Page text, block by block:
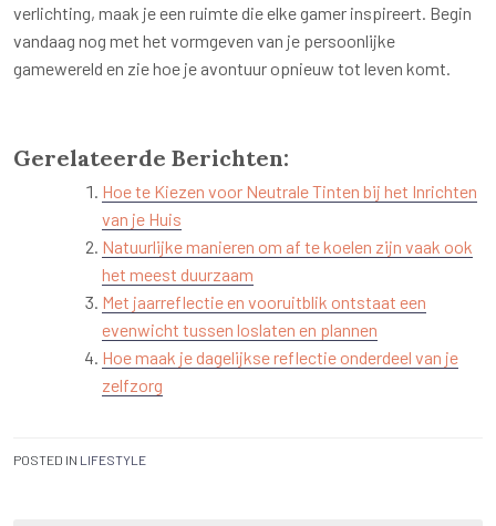
verlichting, maak je een ruimte die elke gamer inspireert. Begin
vandaag nog met het vormgeven van je persoonlijke
gamewereld en zie hoe je avontuur opnieuw tot leven komt.
Gerelateerde Berichten:
Hoe te Kiezen voor Neutrale Tinten bij het Inrichten
van je Huis
Natuurlijke manieren om af te koelen zijn vaak ook
het meest duurzaam
Met jaarreflectie en vooruitblik ontstaat een
evenwicht tussen loslaten en plannen
Hoe maak je dagelijkse reflectie onderdeel van je
zelfzorg
POSTED IN LIFESTYLE